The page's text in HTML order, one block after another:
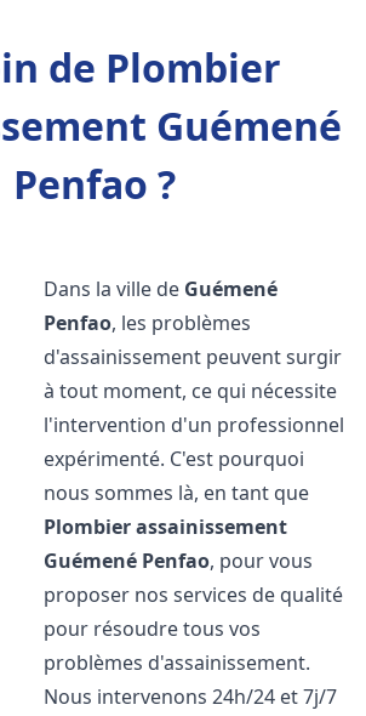
de Plombier
Guémené
Penfao ?
Dans la ville de Guémené
Penfao, les problèmes
d'assainissement peuvent surgir
à tout moment, ce qui nécessite
l'intervention d'un professionnel
expérimenté. C'est pourquoi
nous sommes là, en tant que
Plombier assainissement
Guémené Penfao, pour vous
proposer nos services de qualité
pour résoudre tous vos
problèmes d'assainissement.
Nous intervenons 24h/24 et 7j/7